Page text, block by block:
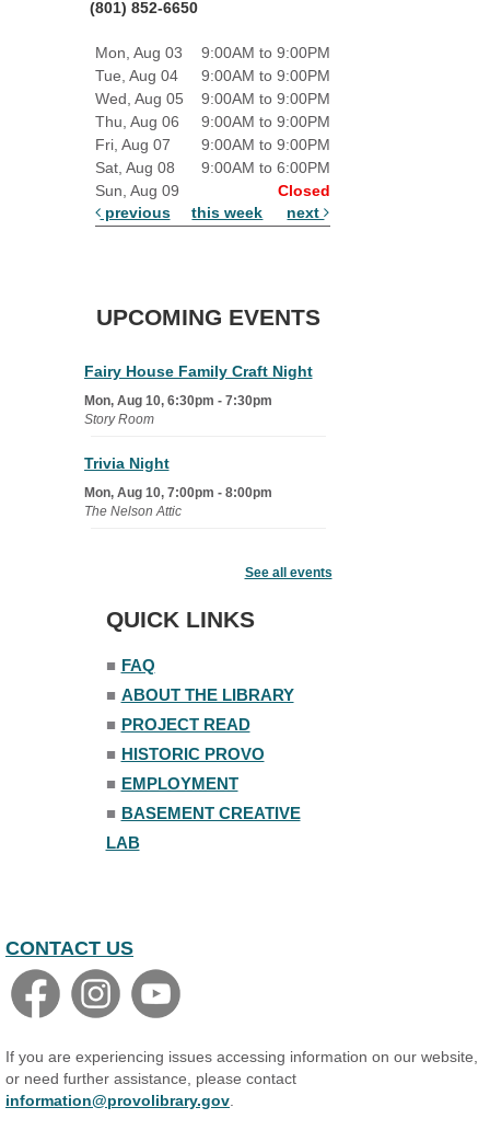
(801) 852-6650
Mon, Aug 03
9:00AM to 9:00PM
Tue, Aug 04
9:00AM to 9:00PM
Wed, Aug 05
9:00AM to 9:00PM
Thu, Aug 06
9:00AM to 9:00PM
Fri, Aug 07
9:00AM to 9:00PM
Sat, Aug 08
9:00AM to 6:00PM
Sun, Aug 09
Closed
previous
this week next
UPCOMING EVENTS
Fairy House Family Craft Night
Mon, Aug 10, 6:30pm - 7:30pm
Story Room
Trivia Night
Mon, Aug 10, 7:00pm - 8:00pm
The Nelson Attic
Senior Library
Family Yoga
Tue, Aug 11, 6:00pm - 6:30pm
Register
The Nelson Attic
See all events
QUICK LINKS
■ FAQ
■ ABOUT THE LIBRARY
■ PROJECT READ
■ HISTORIC PROVO
■ EMPLOYMENT
■ BASEMENT CREATIVE
LAB
CONTACT US
If you are experiencing issues accessing information on our website,
or need further assistance, please contact
information@provolibrary.gov